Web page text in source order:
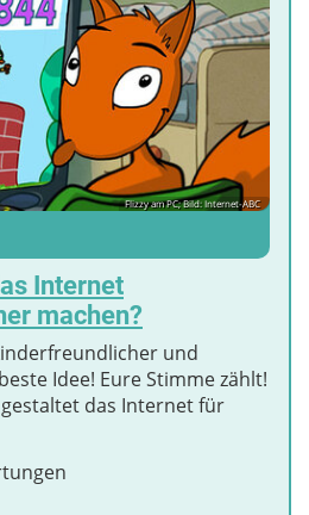
Flizzy am PC; Bild: Internet-ABC
Internet
machen?
und
Idee! Eure Stimme zählt!
das Internet für